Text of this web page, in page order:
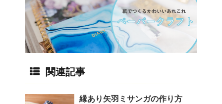
関連記事
縁あり矢羽ミサンガの作り方